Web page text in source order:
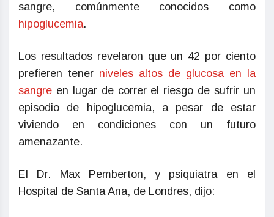
sangre, comúnmente conocidos como
hipoglucemia.
Los resultados revelaron que un 42 por ciento
prefieren tener niveles altos de glucosa en la
sangre en lugar de correr el riesgo de sufrir un
episodio de hipoglucemia, a pesar de estar
viviendo en condiciones con un futuro
amenazante.
El Dr. Max Pemberton, y psiquiatra en el
Hospital de Santa Ana, de Londres, dijo: